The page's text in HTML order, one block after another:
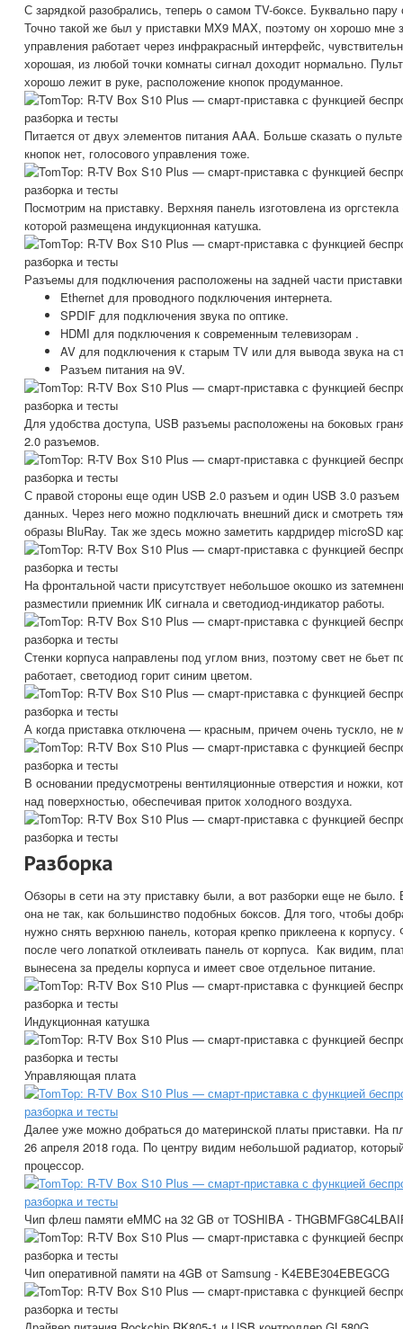
С зарядкой разобрались, теперь о самом TV-боксе. Буквально
Точно такой же был у приставки MX9 MAX, поэтому он хорошо мне
управления работает через инфракрасный интерфейс,
хорошая, из любой точки комнаты сигнал доходит нормально.
хорошо лежит в руке, расположение кнопок продуманное.
Питается от двух элементов питания AAA. Больше сказать о
кнопок нет, голосового управления тоже.
Посмотрим на приставку. Верхняя панель изготовлена из
которой размещена индукционная катушка.
Разъемы для подключения расположены на задней части
Ethernet для проводного подключения интернета.
SPDIF для подключения звука по оптике.
HDMI для подключения к современным телевизорам .
AV для подключения к старым TV или для вывода звука на
Разъем питания на 9V.
Для удобства доступа, USB разъемы расположены на боковых
2.0 разъемов.
С правой стороны еще один USB 2.0 разъем и один USB 3.0 разъем
данных. Через него можно подключать внешний диск и смотреть
образы BluRay. Так же здесь можно заметить кардридер microSD
На фронтальной части присутствует небольшое окошко из
разместили приемник ИК сигнала и светодиод-индикатор работы.
Стенки корпуса направлены под углом вниз, поэтому свет не бьет
работает, светодиод горит синим цветом.
А когда приставка отключена — красным, причем очень тускло, не
В основании предусмотрены вентиляционные отверстия и ножки,
над поверхностью, обеспечивая приток холодного воздуха.
Разборка
Обзоры в сети на эту приставку были, а вот разборки еще не было.
она не так, как большинство подобных боксов. Для того, чтобы
нужно снять верхнюю панель, которая крепко приклеена к
после чего лопаткой отклеивать панель от корпуса. Как видим,
вынесена за пределы корпуса и имеет свое отдельное питание.
Индукционная катушка
Управляющая плата
Далее уже можно добраться до материнской платы приставки. На
26 апреля 2018 года. По центру видим небольшой радиатор,
процессор.
Чип флеш памяти eMMC на 32 GB от TOSHIBA -
Чип оперативной памяти на 4GB от Samsung - K4EBE304EBEGCG